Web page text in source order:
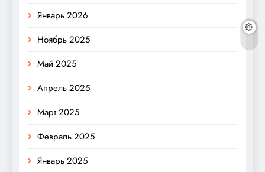
Январь 2026
Ноябрь 2025
Май 2025
Апрель 2025
Март 2025
Февраль 2025
Январь 2025